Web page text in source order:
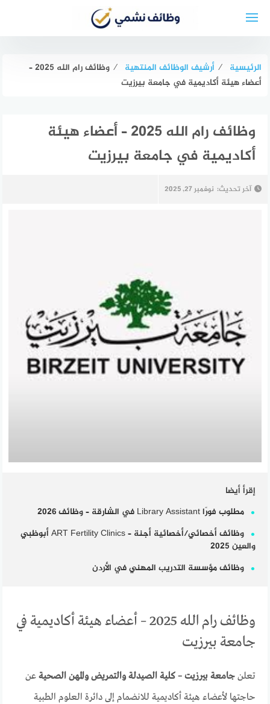
الرئيسية ⁄ أرشيف الوظائف المنتهية ⁄
وظائف رام الله 2025 –
أعضاء هيئة أكاديمية في جامعة بيرزيت
وظائف رام الله 2025 – أعضاء هيئة
أكاديمية في جامعة بيرزيت
آخر تحديث: نوفمبر 27, 2025
إقرأ أيضا
مطلوب فورًا Library Assistant في الشارقة – وظائف 2026
وظائف أخصائي/أخصائية أجنة – ART Fertility Clinics أبوظبي
والعين 2025
وظائف مؤسسة التدريب المهني في الأردن
وظائف رام الله 2025 – أعضاء هيئة أكاديمية في
جامعة بيرزيت
تعلنجامعة بيرزيت – كلية الصيدلة والتمريض والمهن الصحية عن
حاجتها لأعضاء هيئة أكاديمية للانضمام إلى دائرة العلوم الطبية